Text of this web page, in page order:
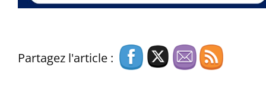
Partagez l'article :